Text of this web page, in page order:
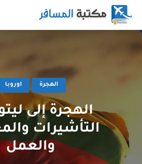
الهجرة اوروبا
الهجرة إلى
التأشيرات
والعمل